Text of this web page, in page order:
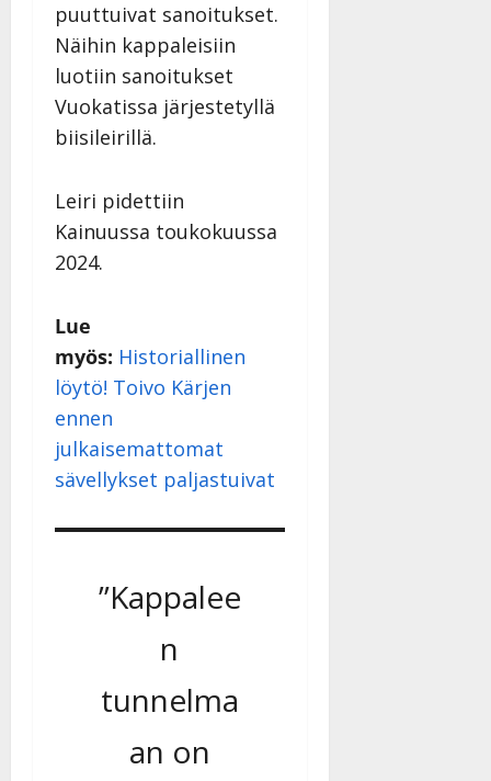
puuttuivat sanoitukset.
Näihin kappaleisiin
luotiin sanoitukset
Vuokatissa järjestetyllä
biisileirillä.
Leiri pidettiin
Kainuussa toukokuussa
2024.
Lue
myös: Historiallinen
löytö! Toivo Kärjen
ennen
julkaisemattomat
sävellykset paljastuivat
”Kappalee
n
tunnelma
an on